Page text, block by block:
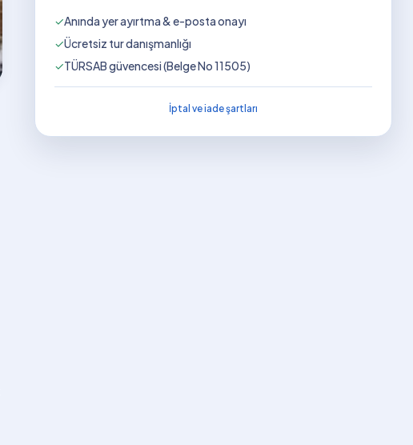
✓Anında yer ayırtma & e-posta onayı
✓Ücretsiz tur danışmanlığı
✓TÜRSAB güvencesi (Belge No 11505)
İptal ve iade şartları